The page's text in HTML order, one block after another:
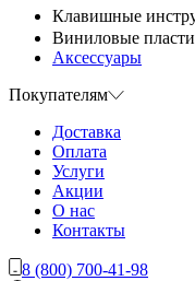
Клавишные
Виниловые
Аксессуары
Покупателям
Доставка
Оплата
Услуги
Акции
О нас
Контакты
8 (800) 700-41-98